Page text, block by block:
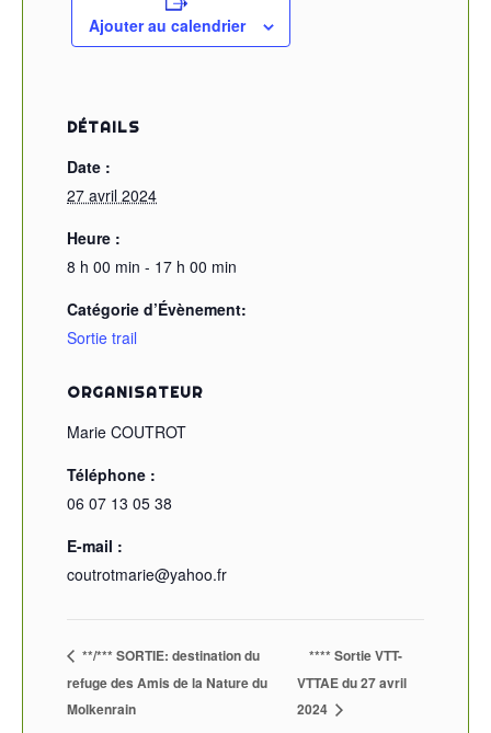
Ajouter au calendrier
DÉTAILS
Date :
27 avril 2024
Heure :
8 h 00 min - 17 h 00 min
Catégorie d’Évènement:
Sortie trail
ORGANISATEUR
Marie COUTROT
Téléphone :
06 07 13 05 38
E-mail :
coutrotmarie@yahoo.fr
**/*** SORTIE: destination du
refuge des Amis de la Nature du
Molkenrain
**** Sortie VTT-
VTTAE du 27 avril
2024